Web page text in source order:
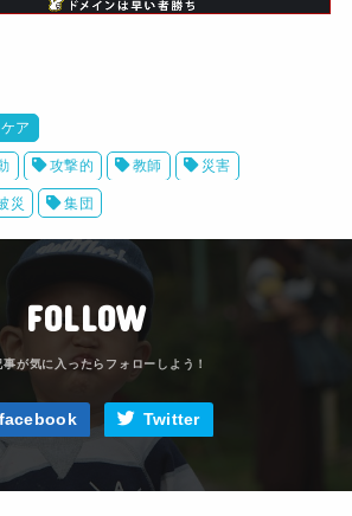
ア
攻撃的 教師 災害
災 集団
FOLLOW
facebook Twitter